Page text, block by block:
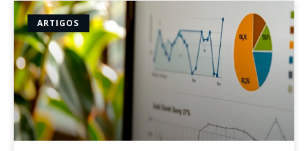
ARTIGOS